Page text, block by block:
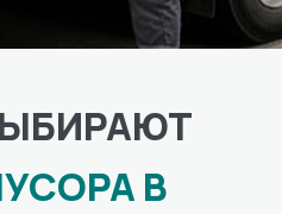
В